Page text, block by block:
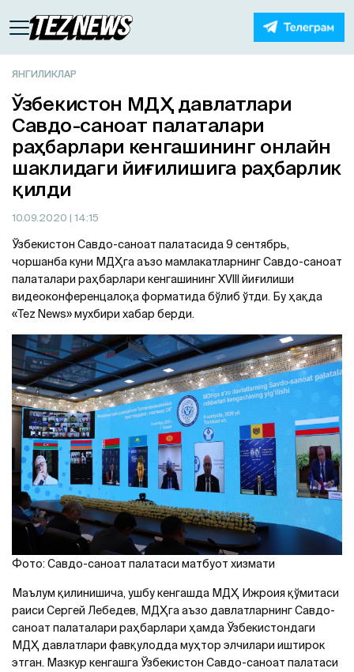
ЯНГИЛИКЛАР
Ўзбекистон МДҲ давлатлари
Савдо-саноат палаталари
раҳбарлари кенгашининг онлайн
шаклидаги йиғилишига раҳбарлик
қилди
10.09.2020 | 14:15
Ўзбекистон Савдо-саноат палатасида 9 сентябрь,
чоршанба куни МДҲга аъзо мамлакатларнинг Савдо-саноат
палаталари раҳбарлари кенгашининг XVIII йиғилиши
видеоконференцалоқа форматида бўлиб ўтди. Бу ҳақда
«Tez News» мухбири хабар берди.
Фото: Савдо-саноат палатаси матбуот хизмати
Маълум қилинишича, ушбу кенгашда МДҲ Ижроия қўмитаси
раиси Сергей Лебедев, МДҲга аъзо давлатларнинг Савдо-
саноат палаталари раҳбарлари ҳамда Ўзбекистондаги
МДҲ давлатлари фавқулодда муҳтор элчилари иштирок
этган. Мазкур кенгашга Ўзбекистон Савдо-саноат палатаси